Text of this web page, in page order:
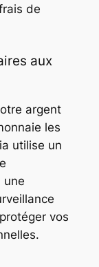
de
aux
argent
les
utilise un
une
vos